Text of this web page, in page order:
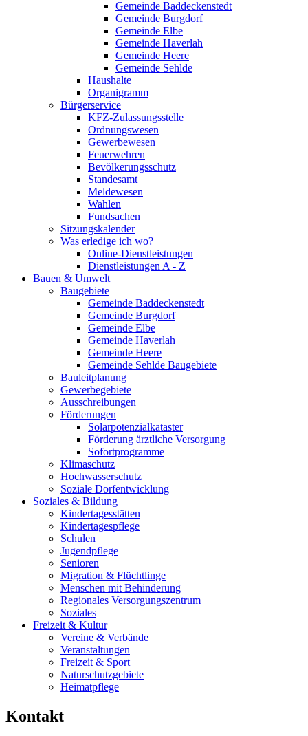
Gemeinde Baddeckenstedt
Gemeinde Burgdorf
Gemeinde Elbe
Gemeinde Haverlah
Gemeinde Heere
Gemeinde Sehlde
Haushalte
Organigramm
Bürgerservice
KFZ-Zulassungsstelle
Ordnungswesen
Gewerbewesen
Feuerwehren
Bevölkerungsschutz
Standesamt
Meldewesen
Wahlen
Fundsachen
Sitzungskalender
Was erledige ich wo?
Online-Dienstleistungen
Dienstleistungen A - Z
Bauen & Umwelt
Baugebiete
Gemeinde Baddeckenstedt
Gemeinde Burgdorf
Gemeinde Elbe
Gemeinde Haverlah
Gemeinde Heere
Gemeinde Sehlde Baugebiete
Bauleitplanung
Gewerbegebiete
Ausschreibungen
Förderungen
Solarpotenzialkataster
Förderung ärztliche Versorgung
Sofortprogramme
Klimaschutz
Hochwasserschutz
Soziale Dorfentwicklung
Soziales & Bildung
Kindertagesstätten
Kindertagespflege
Schulen
Jugendpflege
Senioren
Migration & Flüchtlinge
Menschen mit Behinderung
Regionales Versorgungszentrum
Soziales
Freizeit & Kultur
Vereine & Verbände
Veranstaltungen
Freizeit & Sport
Naturschutzgebiete
Heimatpflege
Kontakt